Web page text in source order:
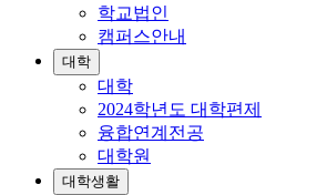
학교법인
캠퍼스안내
대학
대학
2024학년도 대학편제
융합연계전공
대학원
대학생활